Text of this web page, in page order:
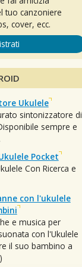
tuo canzoniere
cover, ecc.
Ukulele
sintonizzatore di
sempre e
Pocket
Con Ricerca e
con l'ukulele
e musica per
con l'Ukulele
il suo bambino a